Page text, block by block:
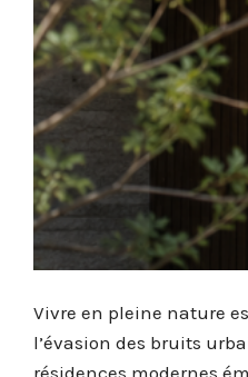
Vivre en pleine nature
l’évasion des bruits
résidences modernes